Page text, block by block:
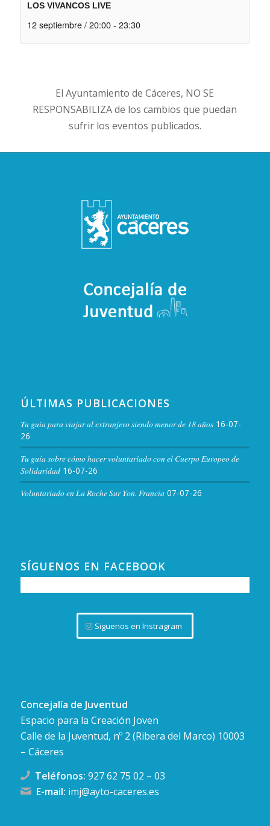
LOS VIVANCOS LIVE
12 septiembre / 20:00 - 23:30
El Ayuntamiento de Cáceres, NO SE
RESPONSABILIZA de los cambios que puedan
sufrir los eventos publicados.
ÚLTIMAS PUBLICACIONES
Tu guía para viajar al extranjero siendo menor de 18 años 16-07-
26
Tu guía sobre cómo hacer voluntariado con el Cuerpo Europeo de
Solidaridad 16-07-26
Voluntariado en La Roche Sur Yon. Francia 07-07-26
SÍGUENOS EN FACEBOOK
Siguenos en Instragram
Concejalía de Juventud
Espacio para la Creación Joven
Calle de la Juventud, nº 2 (Ribera del Marco) 10003
– Cáceres
Teléfonos: 927 62 75 02 – 03
E-mail: imj@ayto-caceres.es